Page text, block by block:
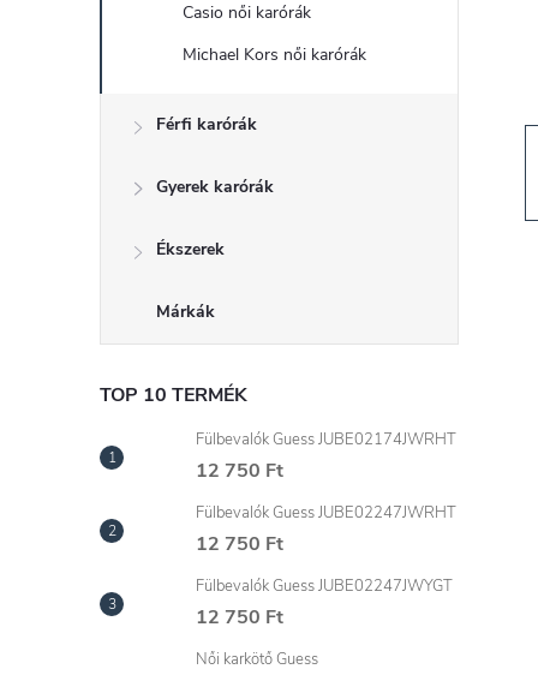
ó
e
l
Casio női karórák
Michael Kors női karórák
Férfi karórák
Gyerek karórák
Ékszerek
Márkák
TOP 10 TERMÉK
Fülbevalók Guess JUBE02174JWRHT
12 750 Ft
Fülbevalók Guess JUBE02247JWRHT
12 750 Ft
Fülbevalók Guess JUBE02247JWYGT
12 750 Ft
Női karkötő Guess